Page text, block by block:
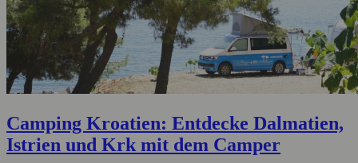
Camping Kroatien: Entdecke Dalmatien,
Istrien und Krk mit dem Camper